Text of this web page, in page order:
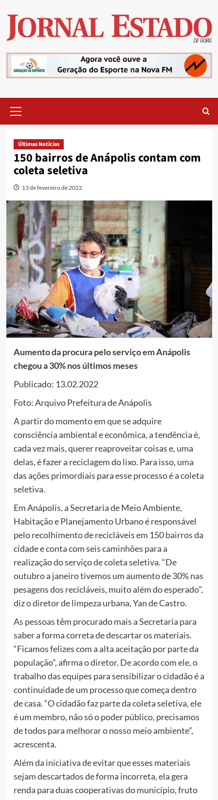
content
Menu
Últimas Notícias
150 bairros de Anápolis contam com
coleta seletiva
13 de fevereiro de 2022
Aumento da procura pelo serviço em Anápolis
chegou a 30% nos últimos meses
Publicado: 13.02.2022
Foto: Arquivo Prefeitura de Anápolis
A partir do momento em que se adquire
consciência ambiental e econômica, a tendência é,
cada vez mais, querer reaproveitar coisas e, uma
delas, é fazer a reciclagem do lixo. Para isso, uma
das ações primordiais para esse processo é a coleta
seletiva.
Em Anápolis, a Secretaria de Meio Ambiente,
Habitação e Planejamento Urbano é responsável
pelo recolhimento de recicláveis em 150 bairros da
cidade e conta com seis caminhões para a
realização do serviço de coleta seletiva. “De
outubro a janeiro tivemos um aumento de 30% nas
pesagens dos recicláveis, muito além do esperado”,
diz o diretor de limpeza urbana, Yan de Castro.
As pessoas têm procurado mais a Secretaria para
saber a forma correta de descartar os materiais.
“Ficamos felizes com a alta aceitação por parte da
população”, afirma o diretor. De acordo com ele, o
trabalho das equipes para sensibilizar o cidadão é a
continuidade de um processo que começa dentro
de casa. “O cidadão faz parte da coleta seletiva, ele
é um membro, não só o poder público, precisamos
de todos para melhorar o nosso meio ambiente”,
acrescenta.
Além da iniciativa de evitar que esses materiais
sejam descartados de forma incorreta, ela gera
renda para duas cooperativas do município, fruto